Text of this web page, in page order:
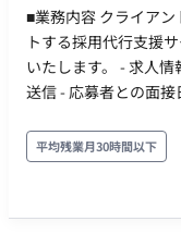
■業務内容 クライア
トする採用代行支援
いたします。 - 求人情報の作成および掲載 - 求職者へのスカウト
送信 - 応募者との面
および関連業務 など、その他採用代行支援サービスに関わるサ
ービス全般をお任せ致します。 ■稼働条件 ・
モート ・平日、以
平均残業月30時間以下